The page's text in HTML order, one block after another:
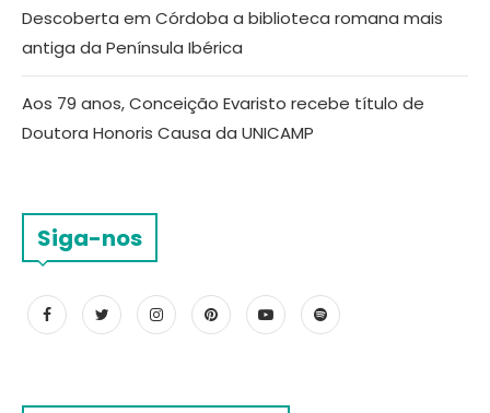
Descoberta em Córdoba a biblioteca romana mais
antiga da Península Ibérica
Aos 79 anos, Conceição Evaristo recebe título de
Doutora Honoris Causa da UNICAMP
Siga-nos